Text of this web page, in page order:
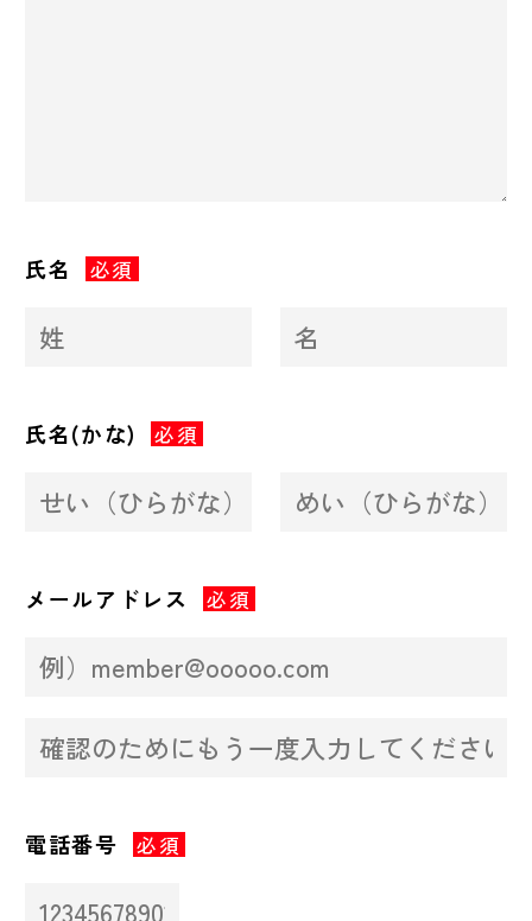
氏名 必須
氏名(かな) 必須
メールアドレス 必須
電話番号 必須